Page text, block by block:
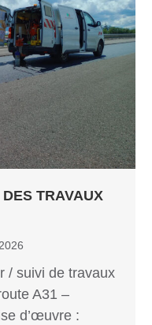
TRAVAUX
/ suivi de travaux
A31 –
d’œuvre :